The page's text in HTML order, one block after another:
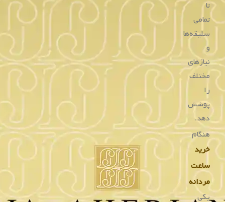
ساعت مردانه همیلتون
H76512755
تماس بگیرید
خرید
ساعت مردانه همیلتون
خرید